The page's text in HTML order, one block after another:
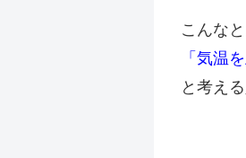
こんなと
「気温
と考え